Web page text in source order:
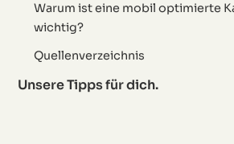
Warum ist eine mobil optimierte
wichtig?
Quellenverzeichnis
Unsere Tipps für dich.